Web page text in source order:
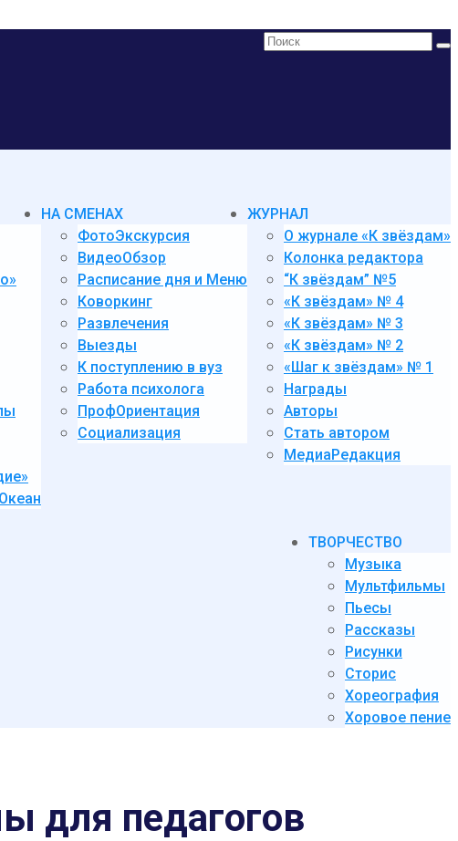
Поиск:
НА СМЕНАХ
ФотоЭкскурсия
ВидеоОбзор
Расписание дня и Меню
Коворкинг
Развлечения
Выезды
К поступлению в вуз
Работа психолога
ПрофОриентация
Социализация
ЖУРНАЛ
О журнале «К звёздам»
Колонка редактора
“К звёздам” №5
«К звёздам» № 4
«К звёздам» № 3
«К звёздам» № 2
«Шаг к звёздам» № 1
Награды
Авторы
Стать автором
МедиаРедакция
ТВОРЧЕСТВО
Музыка
Мультфильмы
Пьесы
Рассказы
Рисунки
Сторис
Хореография
Хоровое пение
для педагогов